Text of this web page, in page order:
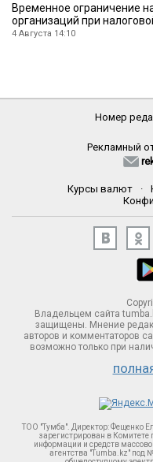
Временное ограничение
организаций при
4 Августа 14:10
Номер
Рекламный
Курсы валют ·
Владельцем сайта
защищены. Мнение
авторов и комментаторов
возможно только при
ТОО "Тумба". Директор: Фещенко
зарегистрирован в Комитете
информации и средств
агентства "Tumba.kz" под